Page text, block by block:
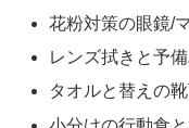
花粉対策の眼鏡/
レンズ拭きと予
タオルと替えの